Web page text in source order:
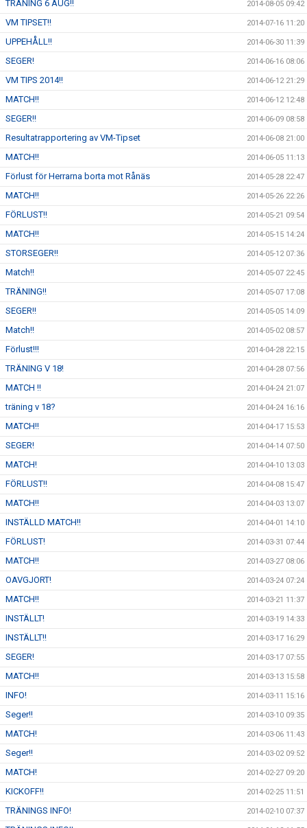
TRÄNING 6 AUG!! 2014-08-05 09:42
VM TIPSET!! 2014-07-16 11:20
UPPEHÅLL!! 2014-06-30 11:39
SEGER! 2014-06-16 08:06
VM TIPS 2014!! 2014-06-12 21:29
MATCH!! 2014-06-12 12:48
SEGER!! 2014-06-09 08:58
Resultatrapportering av VM-Tipset 2014-06-08 21:00
MATCH!! 2014-06-05 11:13
Förlust för Herrarna borta mot Rånäs 2014-05-28 22:47
MATCH!! 2014-05-26 22:26
FÖRLUST!! 2014-05-21 09:54
MATCH!! 2014-05-15 14:24
STORSEGER!! 2014-05-12 07:36
Match!! 2014-05-07 22:45
TRÄNING!! 2014-05-07 17:08
SEGER!! 2014-05-05 14:09
Match!! 2014-05-02 08:57
Förlust!!! 2014-04-28 22:15
TRÄNING V 18! 2014-04-28 07:56
MATCH !! 2014-04-24 21:07
träning v 18? 2014-04-24 16:16
MATCH!! 2014-04-17 15:53
SEGER! 2014-04-14 07:50
MATCH! 2014-04-10 13:03
FÖRLUST!! 2014-04-08 15:47
MATCH!! 2014-04-03 13:07
INSTÄLLD MATCH!! 2014-04-01 14:10
FÖRLUST! 2014-03-31 07:44
MATCH!! 2014-03-27 08:06
OAVGJORT! 2014-03-24 07:24
MATCH!! 2014-03-21 11:37
INSTÄLLT! 2014-03-19 14:33
INSTÄLLT!! 2014-03-17 16:29
SEGER! 2014-03-17 07:55
MATCH!! 2014-03-13 15:58
INFO! 2014-03-11 15:16
Seger!! 2014-03-10 09:35
MATCH! 2014-03-06 11:43
Seger!! 2014-03-02 09:52
MATCH! 2014-02-27 09:20
KICKOFF!! 2014-02-25 11:51
TRÄNINGS INFO! 2014-02-10 07:37